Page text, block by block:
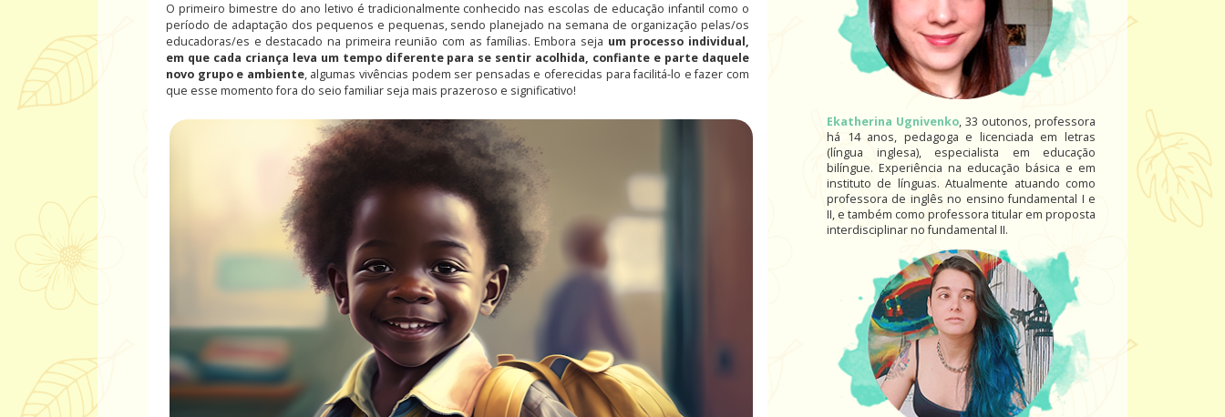
O primeiro bimestre do ano letivo é tradicionalmente conhecido nas escolas de educação infantil como o
período de adaptação dos pequenos e pequenas, sendo planejado na semana de organização pelas/os
educadoras/es e destacado na primeira reunião com as famílias. Embora seja um processo individual,
em que cada criança leva um tempo diferente para se sentir acolhida, confiante e parte daquele
novo grupo e ambiente, algumas vivências podem ser pensadas e oferecidas para facilitá-lo e fazer com
que esse momento fora do seio familiar seja mais prazeroso e significativo!
Ekatherina Ugnivenko, 33 outonos, professora
há 14 anos, pedagoga e licenciada em letras
(língua inglesa), especialista em educação
bilíngue. Experiência na educação básica e em
instituto de línguas. Atualmente atuando como
professora de inglês no ensino fundamental I e
II, e também como professora titular em proposta
interdisciplinar no fundamental II.